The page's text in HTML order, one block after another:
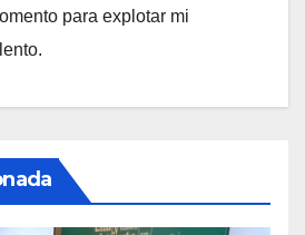
para explotar mi